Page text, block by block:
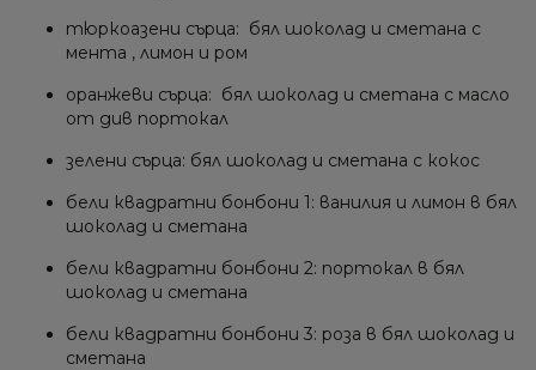
тюркоазени сърца: бял шоколад и сметана с
мента , лимон и ром
оранжеви сърца: бял шоколад и сметана с масло
от див портокал
зелени сърца: бял шоколад и сметана с кокос
бели квадратни бонбони 1: ванилия и лимон в бял
шоколад и сметана
бели квадратни бонбони 2: портокал в бял
шоколад и сметана
бели квадратни бонбони 3: роза в бял шоколад и
сметана